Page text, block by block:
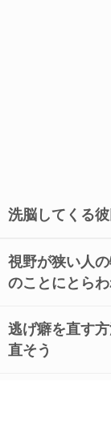
洗脳してくる
視野が狭い人
のことにとら
逃げ癖を直す
直そう